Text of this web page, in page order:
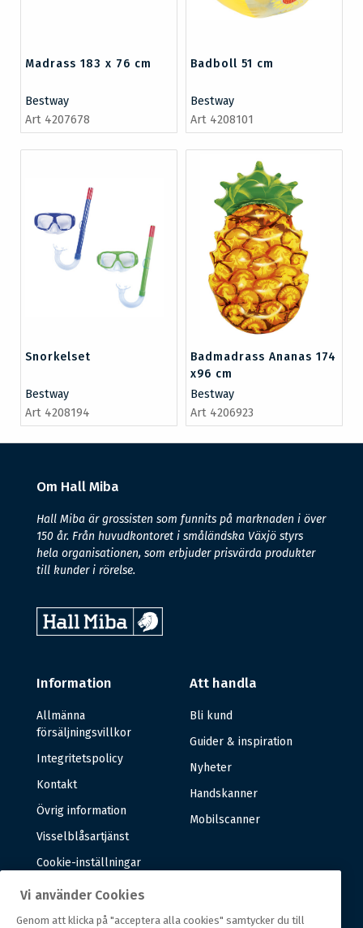
Madrass 183 x 76 cm
Bestway
Art 4207678
Badboll 51 cm
Bestway
Art 4208101
Snorkelset
Bestway
Art 4208194
Badmadrass Ananas 174
x96 cm
Bestway
Art 4206923
Om Hall Miba
Hall Miba är grossisten som funnits på marknaden i över
150 år. Från huvudkontoret i småländska Växjö styrs
hela organisationen, som erbjuder prisvärda produkter
till kunder i rörelse.
Information
Allmänna
försäljningsvillkor
Integritetspolicy
Kontakt
Övrig information
Visselblåsartjänst
Cookie-inställningar
Att handla
Bli kund
Guider & inspiration
Nyheter
Handskanner
Mobilscanner
Vi använder Cookies
Genom att klicka på "acceptera alla cookies" samtycker du till